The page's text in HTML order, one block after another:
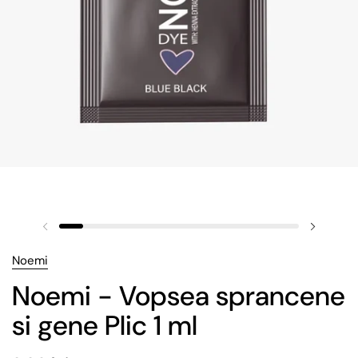
Noemi
Noemi - Vopsea sprancene
si gene Plic 1 ml